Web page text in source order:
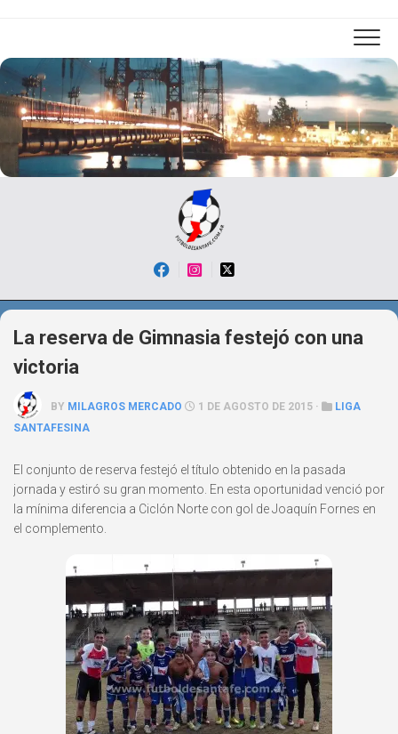
La reserva de Gimnasia festejó con una
victoria
BY MILAGROS MERCADO 1 DE AGOSTO DE 2015 ·
LIGA
SANTAFESINA
El conjunto de reserva festejó el título obtenido en la pasada
jornada y estiró su gran momento. En esta oportunidad venció por
la mínima diferencia a Ciclón Norte con gol de Joaquín Fornes en
el complemento.